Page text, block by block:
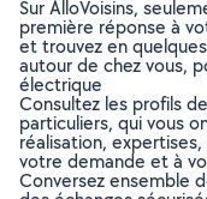
Sur AlloVoisins,
première réponse à
et trouvez en
autour de chez vous,
électrique
Consultez les profils
particuliers, qui vous
réalisation,
votre demande et à
Conversez ensemble